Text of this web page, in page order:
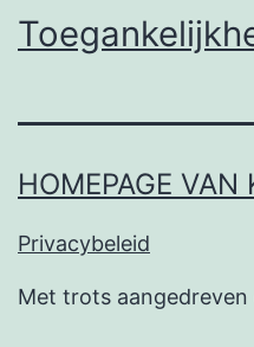
HOMEPAGE VAN
Privacybeleid
Met trots aangedreven